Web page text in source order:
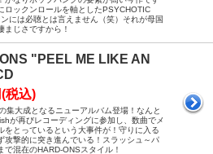
ロックンロールを軸としたPSYCHOTIC
には必聴とは言えません（笑）それが母国
まじさですから！
"PEEL ME LIKE AN
税込)
集大成となるニューアルバム登場！なんと
が再びレコーディングに参加し、数曲でメ
をとっているという大事件が！守りに入る
攻撃的に突き進んでいる！スラッシュ～パ
で混在のHARD-ONSスタイル！